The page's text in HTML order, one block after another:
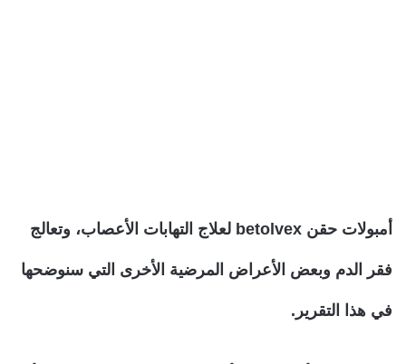
أمبولات حقن betolvex لعلاج التهابات الأعصاب، وتعالج
فقر الدم وبعض الأعراض المرضية الأخرى التي سنوضحها
في هذا التقرير.